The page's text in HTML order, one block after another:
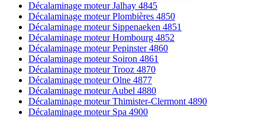
Décalaminage moteur Jalhay 4845
Décalaminage moteur Plombières 4850
Décalaminage moteur Sippenaeken 4851
Décalaminage moteur Hombourg 4852
Décalaminage moteur Pepinster 4860
Décalaminage moteur Soiron 4861
Décalaminage moteur Trooz 4870
Décalaminage moteur Olne 4877
Décalaminage moteur Aubel 4880
Décalaminage moteur Thimister-Clermont 4890
Décalaminage moteur Spa 4900